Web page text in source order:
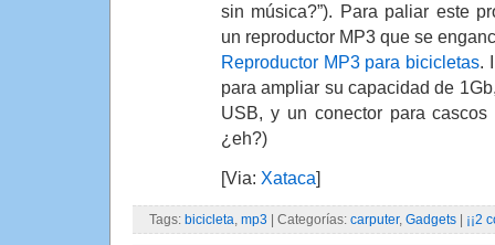
sin música?”). Para paliar este
un reproductor MP3 que se
Reproductor MP3 para bicicletas.
para ampliar su capacidad de
USB, y un conector para
¿eh?)
[Via: Xataca]
Tags: bicicleta mp3 | Categorías: carputer, Gadgets | ¡¡2